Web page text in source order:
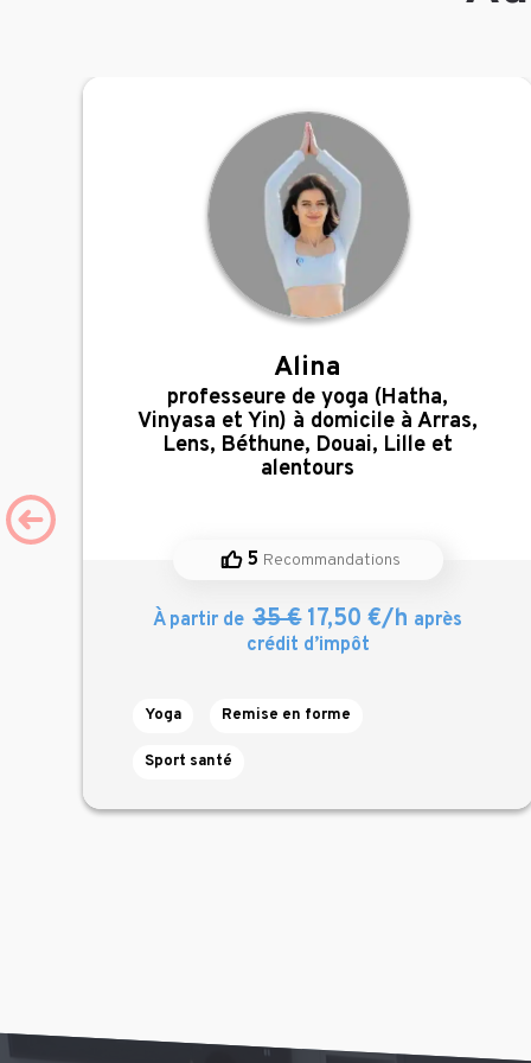
Alina
,
professeure de yoga (Hatha,
Vinyasa et Yin) à domicile à Arras,
Lens, Béthune, Douai, Lille et
alentours
5 Recommandations
À partir de 35 €17,50 €/h après
crédit d’impôt
Yoga Remise en forme
Sport santé